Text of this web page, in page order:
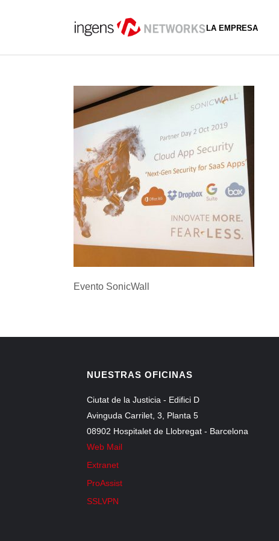
LA EMPRESA
Evento SonicWall
NUESTRAS OFICINAS
Ciutat de la Justicia - Edifici D
Avinguda Carrilet, 3, Planta 5
08902 Hospitalet de Llobregat - Barcelona
Web Mail
Extranet
ProAssist
SSLVPN